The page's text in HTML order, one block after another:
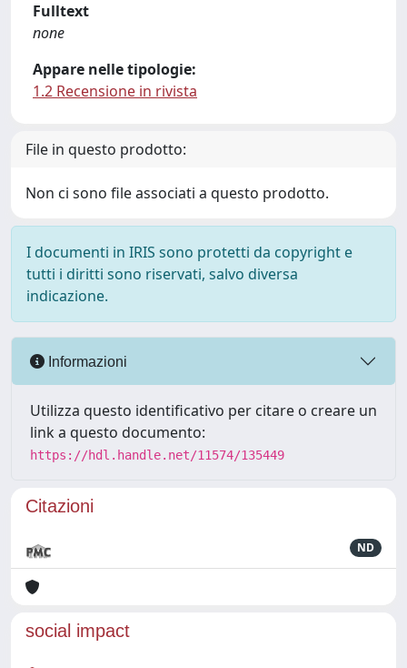
Fulltext
none
Appare nelle tipologie:
1.2 Recensione in rivista
File in questo prodotto:
Non ci sono file associati a questo prodotto.
I documenti in IRIS sono protetti da copyright e
tutti i diritti sono riservati, salvo diversa
indicazione.
Informazioni
Utilizza questo identificativo per citare o creare un
link a questo documento:
https://hdl.handle.net/11574/135449
Citazioni
ND
social impact